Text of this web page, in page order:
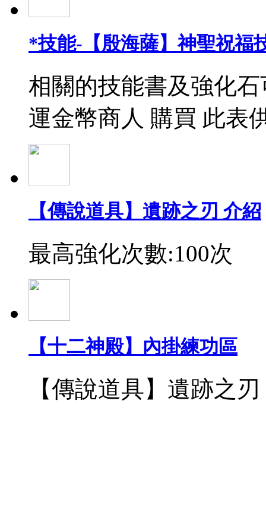
*技能-【殷海薩】神聖祝福
相關的技能書及強化
運金幣商人 購買 此表
【傳說道具】遺跡之刃 介紹
最高強化次數:100次
【十二神殿】內掛練功區
【傳說道具】遺跡之